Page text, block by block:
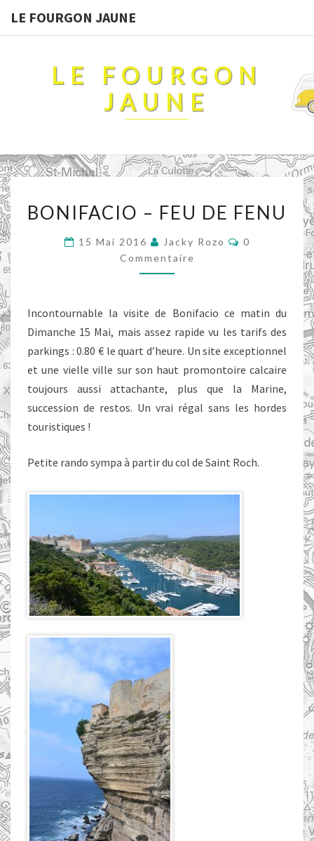
LE FOURGON JAUNE
LE FOURGON
JAUNE
–
DE
FENU
BONIFACIO – FEU DE FENU
15 Mai 2016 Jacky Rozo
0
Commentaire
Incontournable la visite de Bonifacio ce matin du
Dimanche 15 Mai, mais assez rapide vu les tarifs des
parkings : 0.80 € le quart d’heure. Un site exceptionnel
et une vielle ville sur son haut promontoire calcaire
toujours aussi attachante, plus que la Marine,
succession de restos. Un vrai régal sans les hordes
touristiques !
Petite rando sympa à partir du col de Saint Roch.